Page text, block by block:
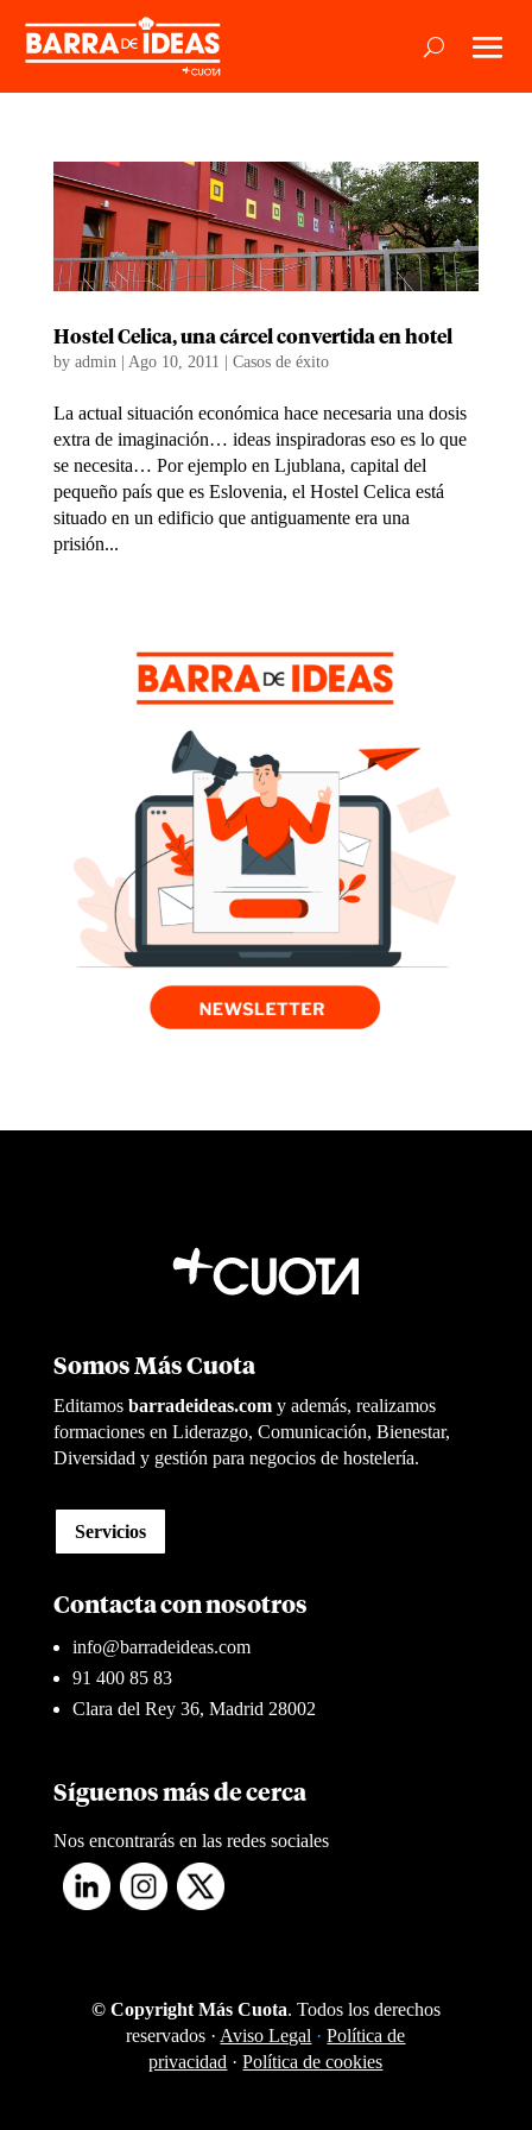
Hostel Celica, una cárcel convertida en hotel
by admin| Ago 10, 2011 Casos de éxito
La actual situación económica hace necesaria una dosis
extra de imaginación… ideas inspiradoras eso es lo que
se necesita… Por ejemplo en Ljublana, capital del
pequeño país que es Eslovenia, el Hostel Celica está
situado en un edificio que antiguamente era una
prisión...
Somos Más Cuota
Editamosbarradeideas.com y además, realizamos
formaciones en Liderazgo, Comunicación, Bienestar,
Diversidad y gestión para negocios de hostelería.
Servicios
Contacta con nosotros
info@barradeideas.com
91 400 85 83
Clara del Rey 36, Madrid 28002
Síguenos más de cerca
Nos encontrarás en las redes sociales
© Copyright Más Cuota. Todos los derechos
reservados · Aviso Legal · Política de
privacidad ·Política de cookies